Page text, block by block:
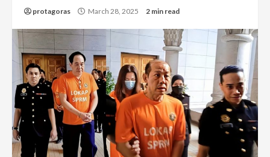
protagoras March 28, 2025 2 min read